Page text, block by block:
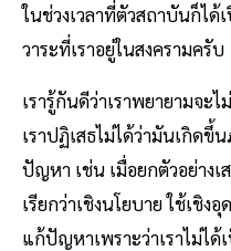
ในช่วงเวลาที่ตัวสถาบันก็ไ
วาระที่เราอยู่ในสงครามครับ
เรารู้กันดีว่าเราพยายามจะ
เราปฏิเสธไม่ได้ว่ามันเกิดขึ้
ปัญหา เช่น เมื่อยกตัวอย่างเ
เรียกว่าเชิงนโยบาย ใช้เชิง
แก้ปัญหาเพราะว่าเราไม่ไ